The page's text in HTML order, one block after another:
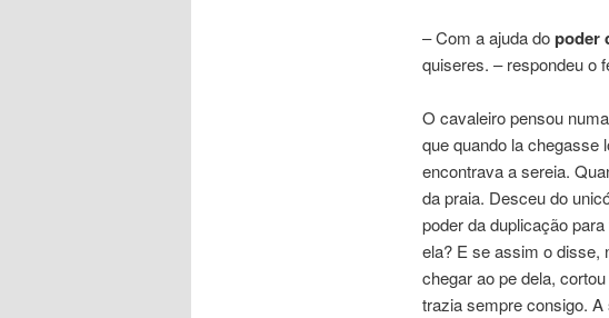
– Com a ajuda dopoder
quiseres. – respondeu o
O cavaleiro pensou
que quando la chegasse
encontrava a sereia.
da praia. Desceu do
poder da duplicação
ela? E se assim o disse,
chegar ao pe dela,
trazia sempre consigo.